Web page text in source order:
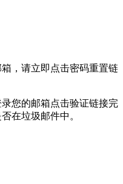
，请立即点击密码重置链
您的邮箱点击验证链接完
在垃圾邮件中。